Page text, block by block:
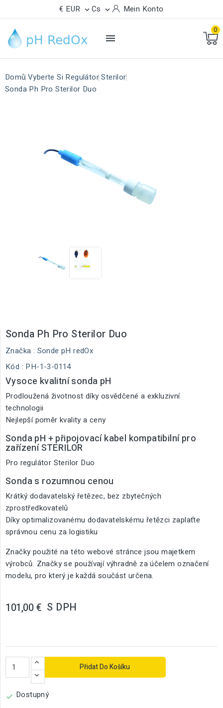
€ EUR  Cs  Mein Konto

0
Domů Vyberte Si Regulátor Sterilor
Sonda Ph Pro Sterilor Duo
Sonda Ph Pro Sterilor Duo
Značka : Sonde pH redOx
Kód : PH-1-3-0114
Vysoce kvalitní sonda pH
Prodloužená životnost díky osvědčené a exkluzivní
technologii
Nejlepší poměr kvality a ceny
Sonda pH + připojovací kabel kompatibilní pro
zařízení STERILOR
Pro regulátor Sterilor Duo
Sonda s rozumnou cenou
Krátký dodavatelský řetězec, bez zbytečných
zprostředkovatelů
Díky optimalizovanému dodavatelskému řetězci zaplaťte
správnou cenu za logistiku
Značky použité na této webové stránce jsou majetkem
výrobců. Značky se používají výhradně za účelem označení
modelu, pro který je každá součást určena.
101,00 € S DPH
Přidat Do Košíku
 Dostupný